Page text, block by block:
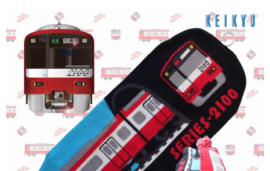
鉄道グッズ
帽子など
新幹線シリーズ
貨物シリーズ
チャギントンシリーズ
アドバンスシリーズ